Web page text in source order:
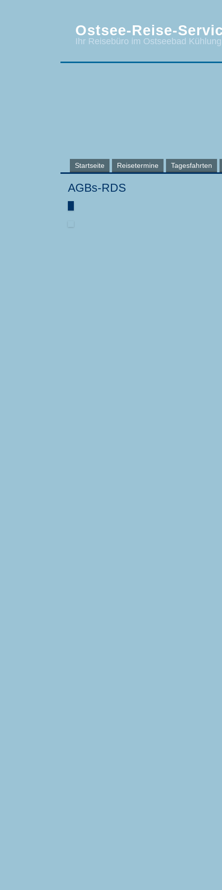
Ostsee-Reise-
Ihr Reisebüro im Ostseebad
Startseite Reisetermine Tagesfahrten
AGBs-RDS